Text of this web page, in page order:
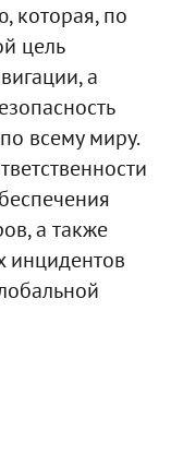
которая, по
цель
а
всему миру.
а также
инцидентов